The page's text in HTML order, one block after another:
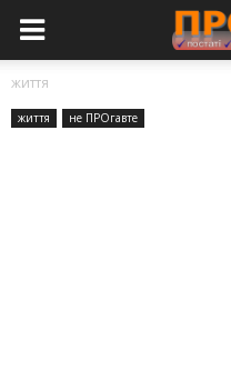
життя
життя не ПРОгавте